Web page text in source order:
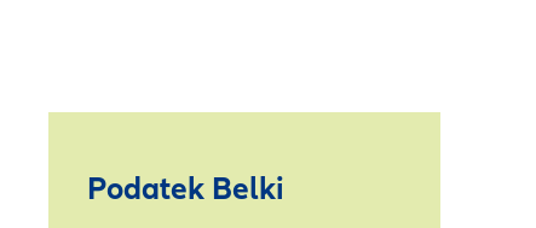
Podatek Belki